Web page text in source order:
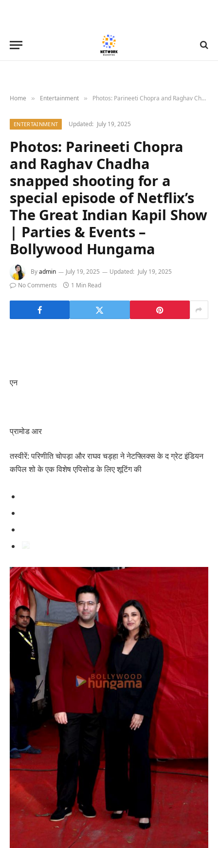
Home » Entertainment » Photos: Parineeti Chopra and Raghav Chadha snapped shooting for a special episode of Netflix’s The Great Indian Kapil Show | Parties & Events – Bollywood Hungama
ENTERTAINMENT Updated: July 19, 2025
Photos: Parineeti Chopra
and Raghav Chadha
snapped shooting for a
special episode of Netflix’s
The Great Indian Kapil Show
| Parties & Events –
Bollywood Hungama
Byadmin July 19, 2025 Updated: July 19, 2025
No Comments
1 Min Read
एन
प्रामोड आर
तस्वीरें: परिणीति चोपड़ा और राघव चड्हा ने नेटफ्लिक्स के द ग्रेट इंडियन
कपिल शो के एक विशेष एपिसोड के लिए शूटिंग की